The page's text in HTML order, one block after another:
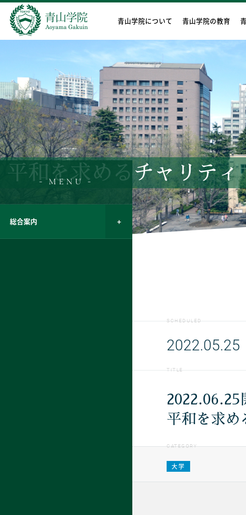
青山学院について 青山学院の教育
平和を求めるチャリテ
- MENU -
総合案内
SCHEDULED
2022.05.25
TITLE
2022.06.25
平和を求め
CATEGORY
大学